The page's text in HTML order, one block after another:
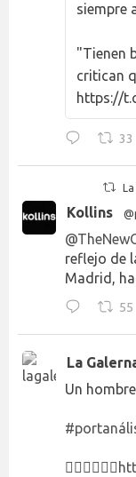
siempre
"Tienen
critican
https://
33
Kollins
reflejo de
Madrid,
55
La
Un
👉🏻👉🏻👉🏻